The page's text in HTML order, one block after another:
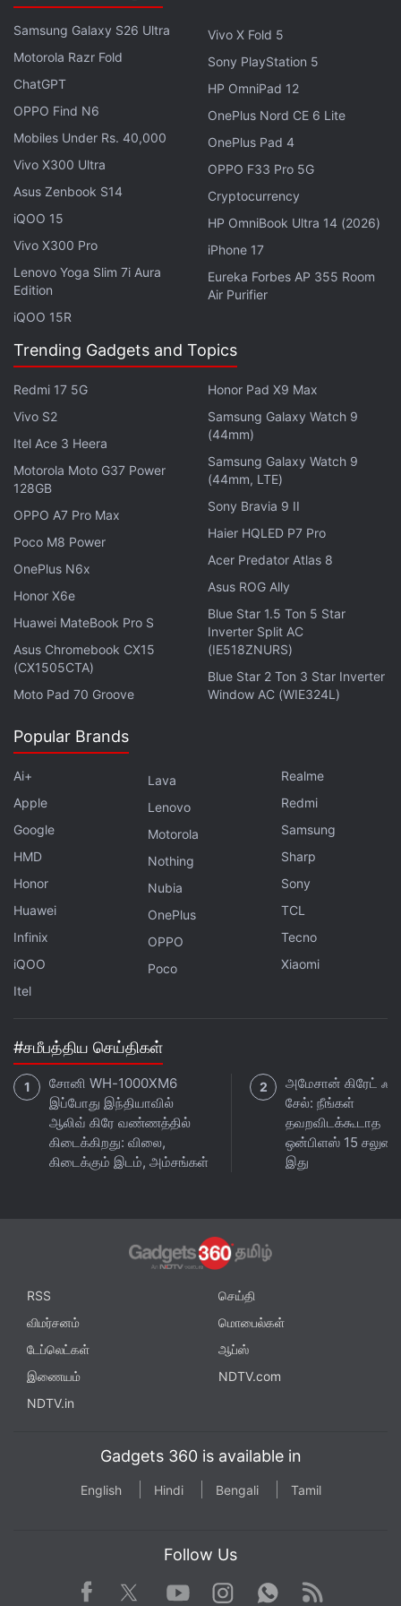
நோட்ஸ் எடுக்கவோ ரொம்ப ஈஸியா இருக்கும்.
இந்திய லான்ச் பத்தி இப்போதைக்கு எந்த தகவலும்
இல்லைனாலும், கூடிய சீக்கிரம் இங்கேயும் வரும்னு
எதிர்பார்க்கலாம். பட்ஜெட்ல ஒரு ஆல்-ரவுண்டர் டேப்லெட்
புதுப்புது தொழில்நுட்பசெய்திகள்
, அறிமுகமாகும் கருவிகள்
பற்றிய விமர்சனங்கள் எல்லாவற்றையும் உடனுக்குடன் தமிழில் பெற
பேஸ்புக்மற்றும் ட்விட்டர் NDTV Tamilஐ பின் தொடருங்கள்.
Samsung Galaxy S26 Ultra
Motorola Razr Fold
ChatGPT
OPPO Find N6
Mobiles Under Rs. 40,000
Vivo X300 Ultra
Asus Zenbook S14
iQOO 15
Vivo X300 Pro
Lenovo Yoga Slim 7i Aura
Edition
iQOO 15R
Vivo X Fold 5
Sony PlayStation 5
HP OmniPad 12
OnePlus Nord CE 6 Lite
OnePlus Pad 4
OPPO F33 Pro 5G
Cryptocurrency
HP OmniBook Ultra 14 (2026)
iPhone 17
Eureka Forbes AP 355 Room
Air Purifier
Trending Gadgets and Topics
Redmi 17 5G
Vivo S2
Itel Ace 3 Heera
Motorola Moto G37 Power
128GB
OPPO A7 Pro Max
Poco M8 Power
OnePlus N6x
Honor X6e
Huawei MateBook Pro S
Asus Chromebook CX15
(CX1505CTA)
Moto Pad 70 Groove
Honor Pad X9 Max
Samsung Galaxy Watch 9
(44mm)
Samsung Galaxy Watch 9
(44mm, LTE)
Sony Bravia 9 II
Haier HQLED P7 Pro
Acer Predator Atlas 8
Asus ROG Ally
Blue Star 1.5 Ton 5 Star
Inverter Split AC
(IE518ZNURS)
Blue Star 2 Ton 3 Star Inverter
Window AC (WIE324L)
Popular Brands
Ai+
Apple
Google
HMD
Honor
Huawei
Infinix
iQOO
Itel
Lava
Lenovo
Motorola
Nothing
Nubia
OnePlus
OPPO
Poco
Realme
Redmi
Samsung
Sharp
Sony
TCL
Tecno
Xiaomi
#சமீபத்திய செய்திகள்
சோனி WH-1000XM6
இப்போது இந்தியாவில்
ஆலிவ் கிரே வண்ணத்தில்
கிடைக்கிறது: விலை,
கிடைக்கும் இடம், அம்சங்கள்
அமேசான் கிரேட்
சேல்: நீங்கள்
தவறவிடக்கூடாத
ஒன்பிளஸ் 15 சலுகை
இது
RSS
செய்தி
விமர்சனம்
மொபைல்கள்
டேப்லெட்கள்
ஆப்ஸ்
இணையம்
NDTV.com
NDTV.in
Gadgets 360 is available in
English Hindi Bengali Tamil
Follow Us
Facebook TwitterYoutube
Instagram WhatsApp
Rss